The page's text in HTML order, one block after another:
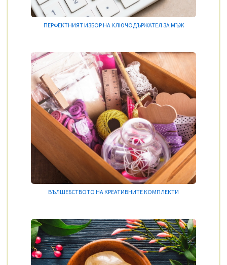
ПЕРФЕКТНИЯТ ИЗБОР НА КЛЮЧОДЪРЖАТЕЛ ЗА МЪЖ
ВЪЛШЕБСТВОТО НА КРЕАТИВНИТЕ КОМПЛЕКТИ